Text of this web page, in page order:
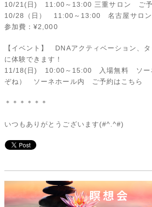
10/21(日) 11:00～13:00 三重サロン
ご
10/28（日） 11:00～13:00 名古屋サロ
参加費：¥2,000
【イベント】 DNAアクティベーション、
に体験できます！
11/18(日) 10:00～15:00 入場無料 ソー
ぞね） ソーネホール内
ご予約はこちら
＊＊＊＊＊＊
いつもありがとうございます(#^.^#)